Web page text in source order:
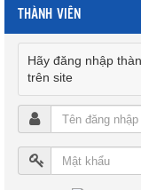
THÀNH VIÊN
Hãy đăng nhập
trên site